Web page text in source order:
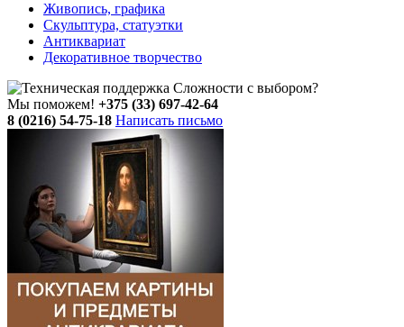
Живопись, графика
Скульптура, статуэтки
Антиквариат
Декоративное творчество
Сложности с выбором?
Мы поможем! +375 (33) 697-42-64
8 (0216) 54-75-18 Написать письмо